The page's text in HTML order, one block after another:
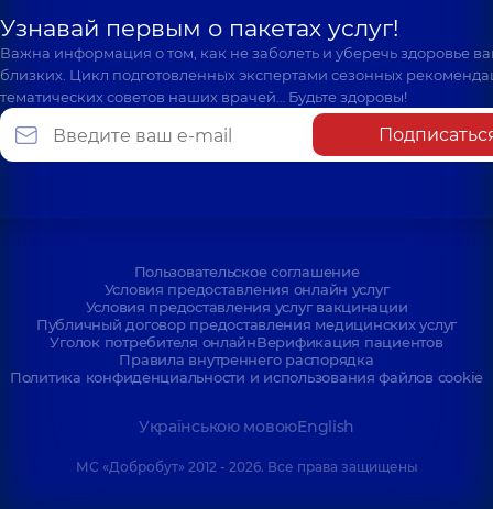
Узнавай первым о пакетах услуг!
Важна информация о том, как не заболеть и уберечь здоровье
близких. Цикл подготовленных экспертами сезонных
тематических советов наших врачей… Будьте здоровы!
Пользовательское соглашение
Условия предоставления онлайн услуг
Условия предоставления услуг вакцинации
Публичный договор предоставления медицинских услуг
Уголок потребителя онлайнВерификация пациентов
Правила внутреннего распорядка
Политика конфиденциальности и использования файлов cookie
Українською мовоюEnglish
МС «Добробут» 2012 - 2026. Все права защищены